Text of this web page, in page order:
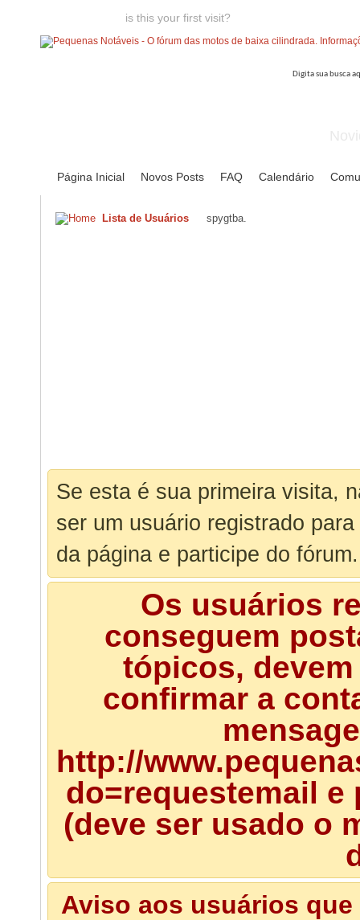
is this your first visit?
Página Inicial Novos Posts FAQ Calendário
Lista de Usuários spygtba.
Se esta é sua primeira visita,
ser um usuário registrado
da página e participe do fórum.
Os usuários
conseguem
tópicos,
confirmar a
http://
do=requestemail
(deve ser usado o
Aviso aos usuários